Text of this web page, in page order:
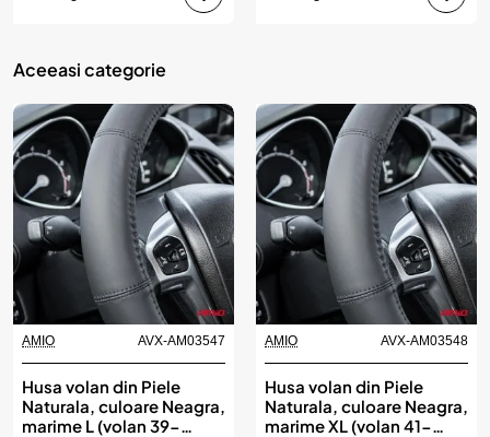
Aceeasi categorie
AMIO AVX-AM03547
Husa volan din Piele
Naturala, culoare Neagra,
marime L (volan 39-
AMIO AVX-AM03548
Husa volan din Piele
Naturala, culoare Neagra,
marime XL (volan 41-